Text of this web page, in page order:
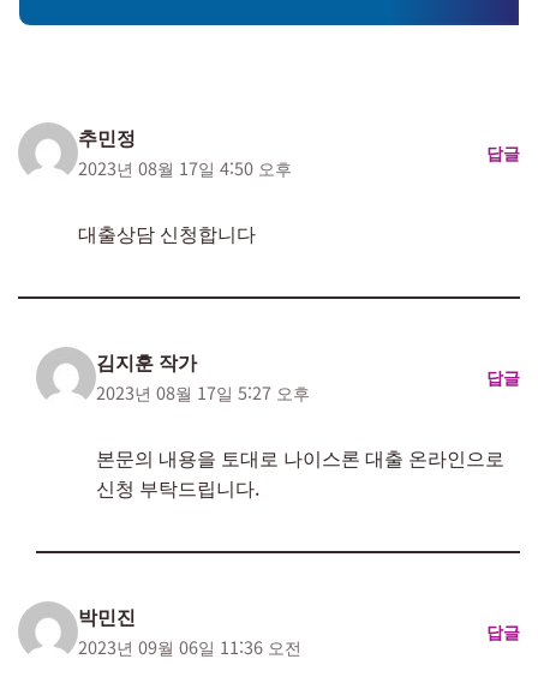
추민정
2023년 08월 17일 4:50 오후
답글
대출상담 신청합니다
김지훈 작가
2023년 08월 17일 5:27 오후
답글
본문의 내용을 토대로 나이스론 대출 온라인으로
신청 부탁드립니다.
박민진
2023년 09월 06일 11:36 오전
답글